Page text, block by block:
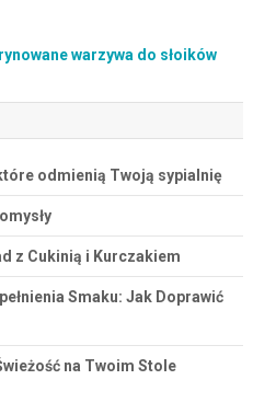
warzywa do słoików
odmienią Twoją sypialnię
z Cukinią i Kurczakiem
Smaku: Jak Doprawić
na Twoim Stole